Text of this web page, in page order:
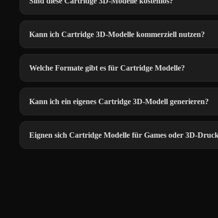
Kann ich Cartridge 3D-Modelle kommerziell nutzen?
Welche Formate gibt es für Cartridge Modelle?
Kann ich ein eigenes Cartridge 3D-Modell generieren?
Eignen sich Cartridge Modelle für Games oder 3D-